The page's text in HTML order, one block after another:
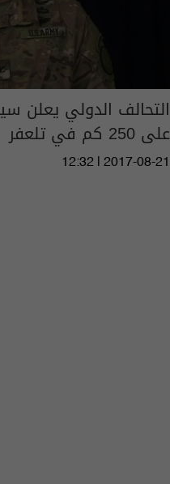
التحالف الدولي يعلن
على 250 كم في تلعفر
12:32 | 2017-08-21